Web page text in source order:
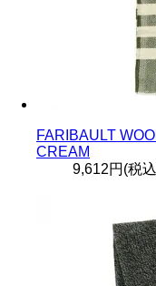
FARIBAULT
CREAM
9,612円(税